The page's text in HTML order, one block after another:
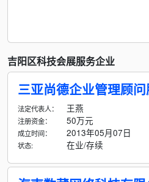
吉阳区科技会展服务企业
三亚尚德企业管理顾
法定代表人： 王燕
注册资金： 50万元
成立时间： 2013年05月07日
状态: 在业/存续